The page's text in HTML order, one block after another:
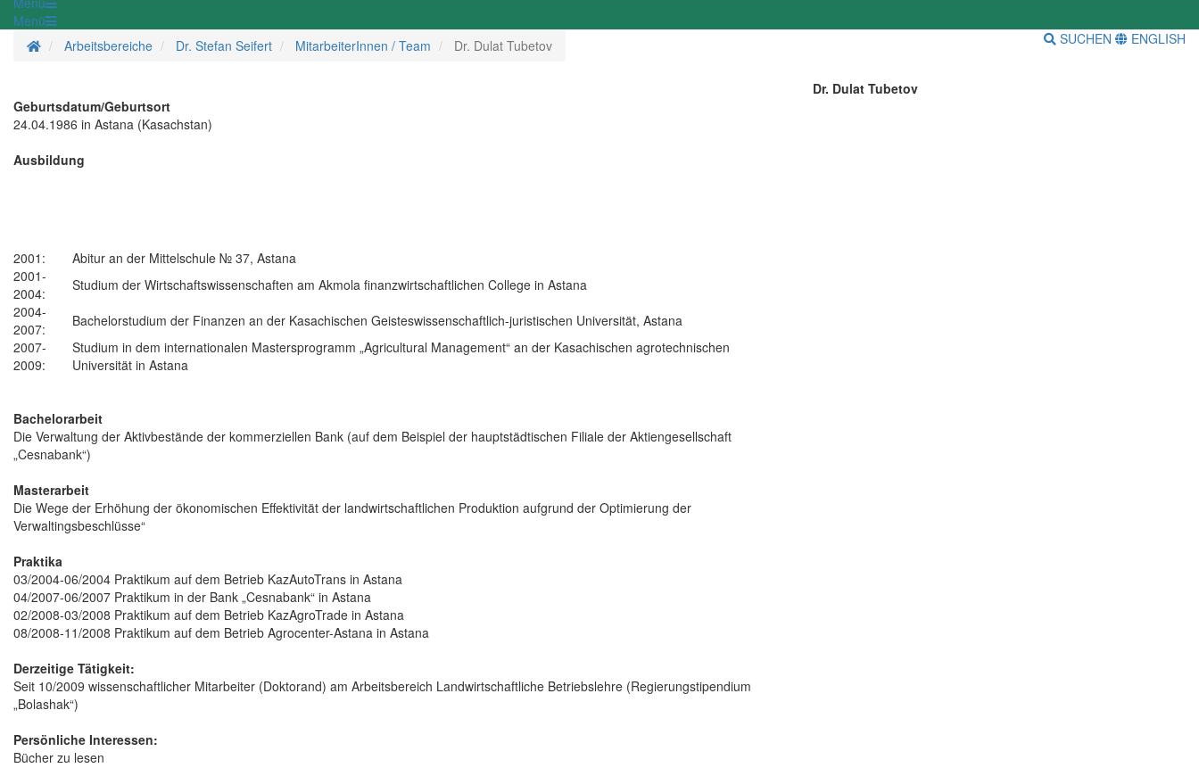
Menü
Startseite
Arbeitsbereiche Dr. Stefan Seifert MitarbeiterInnen / Team Dr. Dulat Tubetov SUCHEN ENGLISH
Geburtsdatum/Geburtsort
24.04.1986 in Astana (Kasachstan)
Ausbildung
2001:
Abitur an der Mittelschule № 37, Astana
2001-
2004:
Studium der Wirtschaftswissenschaften am Akmola finanzwirtschaftlichen College in Astana
2004-
2007:
Bachelorstudium der Finanzen an der Kasachischen Geisteswissenschaftlich-juristischen Universität, Astana
2007-
2009:
Studium in dem internationalen Mastersprogramm „Agricultural Management“ an der Kasachischen agrotechnischen
Universität in Astana
Bachelorarbeit
Die Verwaltung der Aktivbestände der kommerziellen Bank (auf dem Beispiel der hauptstädtischen Filiale der Aktiengesellschaft
„Cesnabank“)
Masterarbeit
Die Wege der Erhöhung der ökonomischen Effektivität der landwirtschaftlichen Produktion aufgrund der Optimierung der
Verwaltingsbeschlüsse“
Praktika
03/2004-06/2004 Praktikum auf dem Betrieb KazAutoTrans in Astana
04/2007-06/2007 Praktikum in der Bank „Cesnabank“ in Astana
02/2008-03/2008 Praktikum auf dem Betrieb KazAgroTrade in Astana
08/2008-11/2008 Praktikum auf dem Betrieb Agrocenter-Astana in Astana
Derzeitige Tätigkeit:
Seit 10/2009 wissenschaftlicher Mitarbeiter (Doktorand) am Arbeitsbereich Landwirtschaftliche Betriebslehre (Regierungstipendium
„Bolashak“)
Persönliche Interessen:
Bücher zu lesen
Dr. Dulat Tubetov